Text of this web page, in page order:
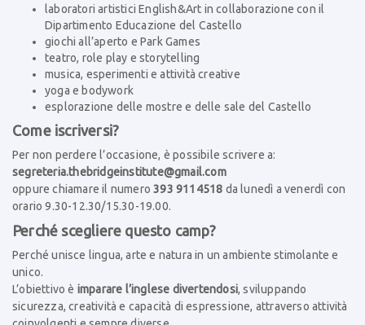
laboratori artistici English&Art in collaborazione con il
Dipartimento Educazione del Castello
giochi all’aperto e Park Games
teatro, role play e storytelling
musica, esperimenti e attività creative
yoga e bodywork
esplorazione delle mostre e delle sale del Castello
Come iscriversi?
Per non perdere l’occasione, è possibile scrivere a:
segreteria.thebridgeinstitute@gmail.com
oppure chiamare il numero393 9114518 da lunedì a venerdì con
orario 9.30-12.30/15.30-19.00.
Perché scegliere questo camp?
Perché unisce lingua, arte e natura in un ambiente stimolante e
unico.
L’obiettivo è imparare l’inglese divertendosi, sviluppando
sicurezza, creatività e capacità di espressione, attraverso attività